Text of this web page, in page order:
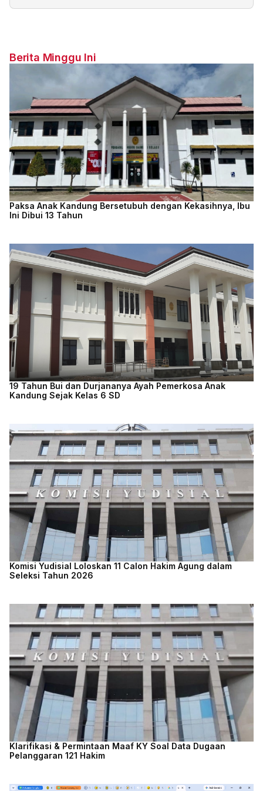
Berita Minggu Ini
Paksa Anak Kandung Bersetubuh dengan Kekasihnya, Ibu
Ini Dibui 13 Tahun
19 Tahun Bui dan Durjananya Ayah Pemerkosa Anak
Kandung Sejak Kelas 6 SD
Komisi Yudisial Loloskan 11 Calon Hakim Agung dalam
Seleksi Tahun 2026
Klarifikasi & Permintaan Maaf KY Soal Data Dugaan
Pelanggaran 121 Hakim